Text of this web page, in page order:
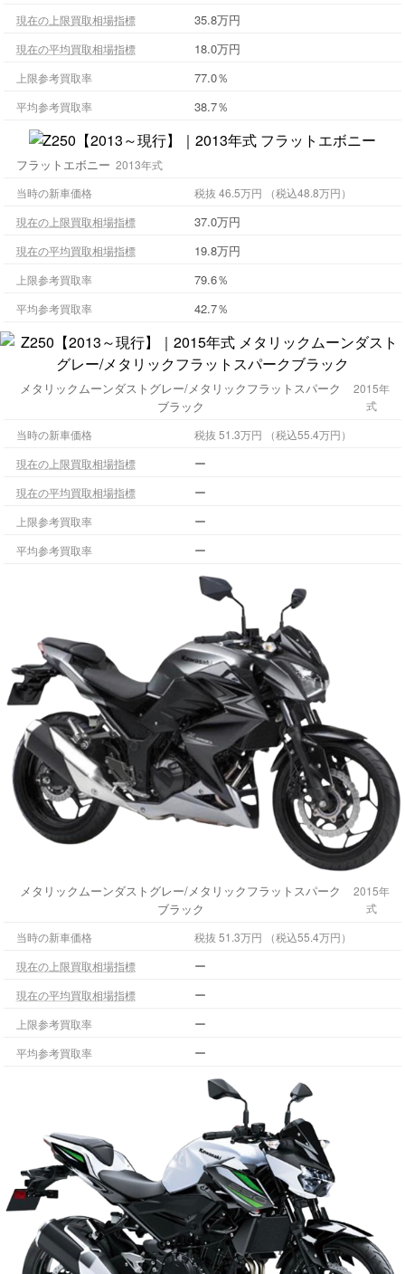
現在の上限買取相場指標 35.8万円
現在の平均買取相場指標 18.0万円
上限参考買取率 77.0％
平均参考買取率 38.7％
フラットエボニー 2013年式
当時の新車価格
税抜 46.5万円 （税込48.8万円）
現在の上限買取相場指標
37.0万円
現在の平均買取相場指標 19.8万円
上限参考買取率 79.6％
平均参考買取率 42.7％
メタリックムーンダストグレー/メタリックフラットスパーク
ブラック
2015年
式
当時の新車価格
税抜 51.3万円 （税込55.4万円）
現在の上限買取相場指標
ー
現在の平均買取相場指標 ー
上限参考買取率 ー
平均参考買取率 ー
メタリックムーンダストグレー/メタリックフラットスパーク
ブラック
2015年
式
当時の新車価格
税抜 51.3万円 （税込55.4万円）
現在の上限買取相場指標
ー
現在の平均買取相場指標 ー
上限参考買取率 ー
平均参考買取率 ー